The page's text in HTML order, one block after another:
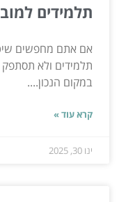
תלמידים
אם אתם מחפשים
תלמידים ולא
במקום הנכון....
קרא עוד »
ינו 30, 2025